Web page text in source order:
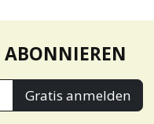
ABONNIEREN
Gratis anmelden